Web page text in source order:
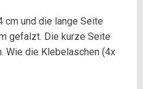
cm und die lange Seite
gefalzt. Die kurze Seite
Wie die Klebelaschen (4x